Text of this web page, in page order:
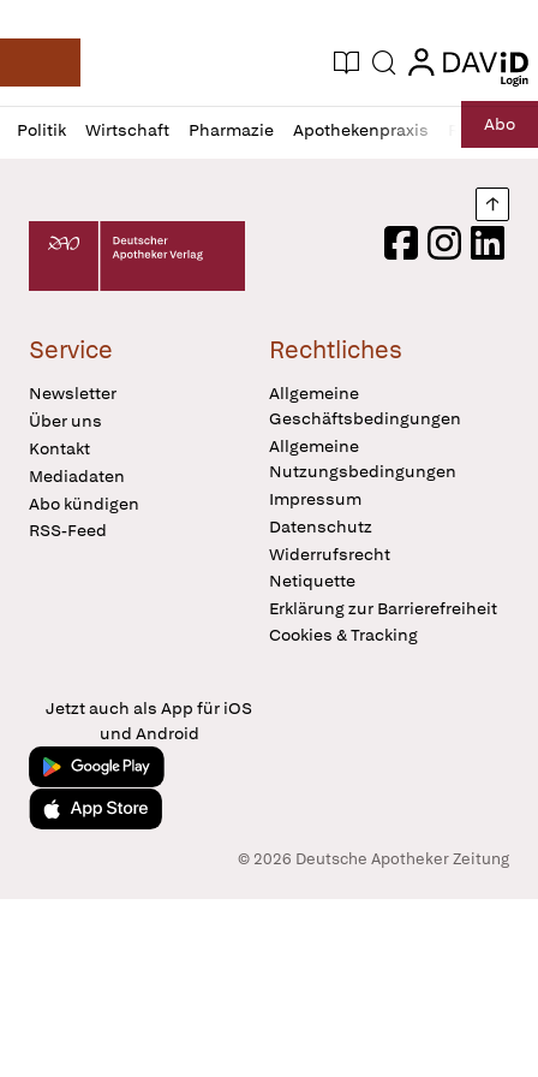
Deutsche Apotheker Zeitung
Aktuelle Ausgabe
Suche login
login
Politik Wirtschaft Pharmazie Apothekenpraxis RechtAbo
Profil
öffnen
Daz
Pur
Deutscher Apotheker Verlag Logo
FacebookInstagram
Service
Newsletter
Über uns
Kontakt
Mediadaten
Abo kündigen
RSS-Feed
Rechtliches
Allgemeine
Geschäftsbedingungen
Allgemeine
Nutzungsbedingungen
Impressum
Datenschutz
Widerrufsrecht
Netiquette
Erklärung zur Barrierefreiheit
Cookies & Tracking
Jetzt auch als App für iOS
und Android
Jetzt bei Google Play
Laden im App Store
© 2026 Deutsche Apotheker Zeitung